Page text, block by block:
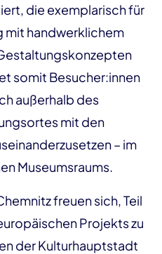
die exemplarisch für
mit handwerklichem
somit Besucher:innen
außerhalb des
mit den
– im
Museumsraums.
freuen sich, Teil
Projekts zu
der Kulturhauptstadt